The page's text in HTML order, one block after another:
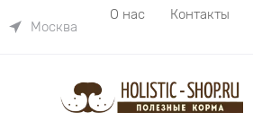
Москва
О нас Контакты